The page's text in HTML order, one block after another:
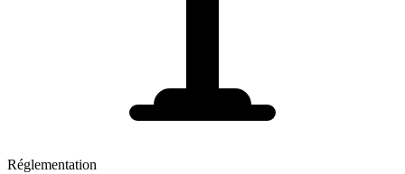
Réglementation